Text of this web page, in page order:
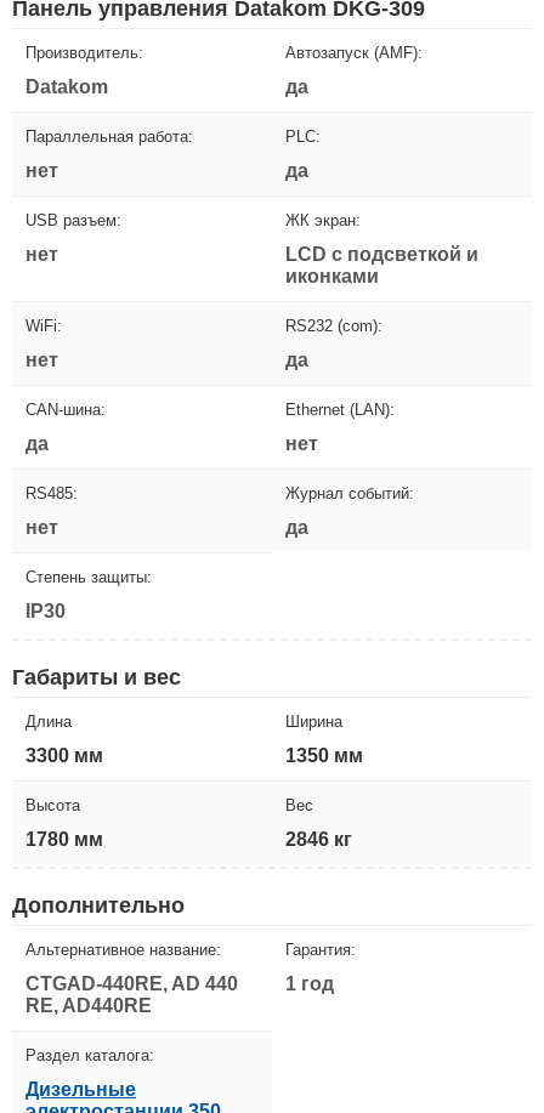
Панель управления Datakom DKG-309
Производитель:
Datakom
Автозапуск (AMF):
да
Параллельная работа:
нет
PLC:
да
USB разъем:
нет
ЖК экран:
LCD с подсветкой и
иконками
WiFi:
нет
RS232 (com):
да
CAN-шина:
да
Ethernet (LAN):
нет
RS485:
нет
Журнал событий:
да
Степень защиты:
IP30
Габариты и вес
Длина
3300 мм
Ширина
1350 мм
Высота
1780 мм
Вес
2846 кг
Дополнительно
Альтернативное название:
CTGAD-440RE, AD 440
RE, AD440RE
Гарантия:
1 год
Раздел каталога:
Дизельные